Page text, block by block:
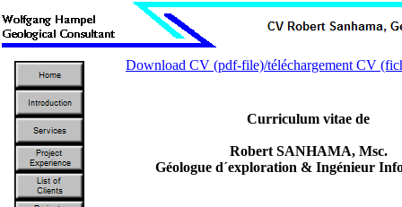
Download CV (pdf-file)/téléchargement CV
Curriculum vitae de
Robert SANHAMA, Msc.
Géologue d´exploration & Ingénieur